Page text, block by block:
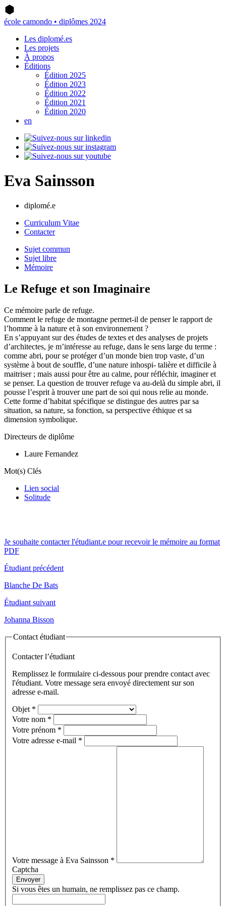
école camondo • diplômes 2024
Les diplomé.es
Les projets
À propos
Éditions
Édition 2025
Édition 2023
Édition 2022
Édition 2021
Édition 2020
en
Eva Sainsson
diplomé.e
Curriculum Vitae
Contacter
Sujet commun
Sujet libre
Mémoire
Le Refuge et son Imaginaire
Ce mémoire parle de refuge.
Comment le refuge de montagne permet-il de penser le rapport de
l’homme à la nature et à son environnement ?
En s’appuyant sur des études de textes et des analyses de projets
d’architectes, je m’intéresse au refuge, dans le sens large du terme :
comme abri, pour se protéger d’un monde bien trop vaste, d’un
système à bout de souffle, d’une nature inhospi- talière et difficile à
maitriser ; mais aussi pour être au calme, pour réfléchir, imaginer et
se penser. La question de trouver refuge va au-delà du simple abri, il
pousse l’esprit à trouver une part de soi qui nous relie au monde.
Cette forme d’habitat spécifique se distingue des autres par sa
situation, sa nature, sa fonction, sa perspective éthique et sa
dimension symbolique.
Directeurs de diplôme
Laure Fernandez
Mot(s) Clés
Lien social
Solitude
Je souhaite contacter l'étudiant.e pour recevoir le mémoire au format
PDF
Étudiant précédent
Blanche De Bats
Étudiant suivant
Johanna Bisson
Contact étudiant
Contacter l’étudiant
Remplissez le formulaire ci-dessous pour prendre contact avec
l'étudiant. Votre message sera envoyé directement sur son
adresse e-mail.
Objet *
Votre nom *
Votre prénom *
Votre adresse e-mail *
Votre message à Eva Sainsson *
Captcha
Envoyer
Si vous êtes un humain, ne remplissez pas ce champ.